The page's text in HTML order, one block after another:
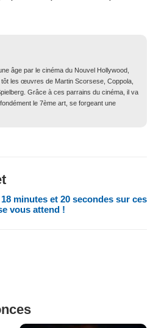
âge par le cinéma du Nouvel Hollywood,
les œuvres de Martin Scorsese, Coppola,
Grâce à ces parrains du cinéma, il va
le 7ème art, se forgeant une
minutes et 20 secondes sur ces
vous attend !